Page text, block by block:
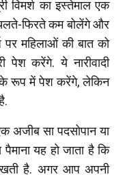
का इस्तेमाल एक
फिरते कम बोलेंगे और
पर महिलाओं की बात को
करेंगे. ये नारीवादी
के रूप में पेश करेंगे, लेकिन
अजीब सा पदसोपान या
पैमाना यह हो जाता है कि
है. अगर आप अपनी